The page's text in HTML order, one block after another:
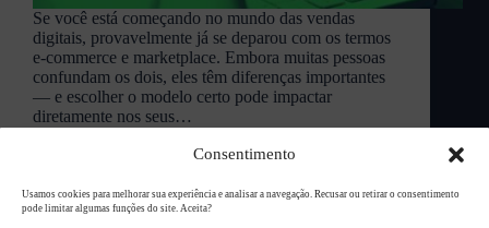
Consentimento
Usamos cookies para melhorar sua experiência e analisar a navegação. Recusar ou retirar o consentimento
pode limitar algumas funções do site. Aceita?
Se você está começando no mundo das vendas
digitais, provavelmente já se deparou com os termos
e-commerce e marketplace. Embora muitas pessoas
confundam os dois, eles têm diferenças importantes
— e escolher o modelo certo pode impactar
diretamente nos seus…